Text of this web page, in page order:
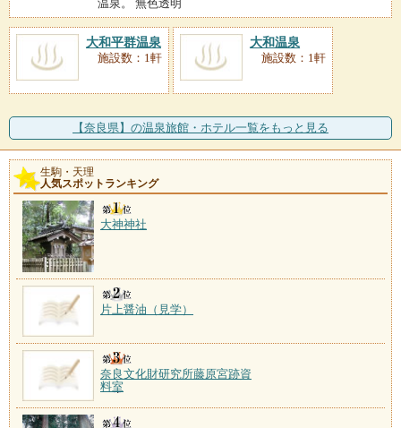
温泉。 無色透明
大和平群温泉
施設数：1軒
大和温泉
施設数：1軒
【奈良県】の温泉旅館・ホテル一覧をもっと見る
生駒・天理
人気スポットランキング
大神神社
片上醤油（見学）
奈良文化財研究所藤原宮跡資
料室